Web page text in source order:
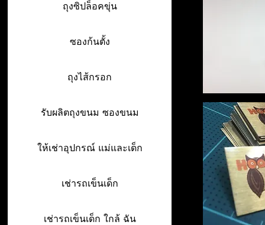
ถุงซิปล็อคขุ่น
ซองก้นตั้ง
ถุงไส้กรอก
รับผลิตถุงขนม ซองขนม
ให้เช่าอุปกรณ์ แม่และเด็ก
เช่ารถเข็นเด็ก
เช่ารถเข็นเด็ก ใกล้ ฉัน